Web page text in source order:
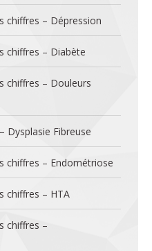
chiffres – Dépression
chiffres – Diabète
chiffres – Douleurs
Dysplasie Fibreuse
chiffres – Endométriose
chiffres – HTA
chiffres –